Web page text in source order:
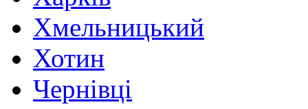
Хмельницький
Хотин
Чернівці